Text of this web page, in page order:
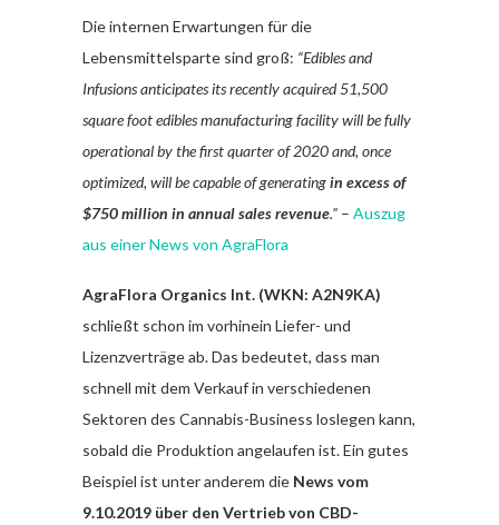
Die internen Erwartungen für die
Lebensmittelsparte sind groß: “Edibles and
Infusions anticipates its recently acquired 51,500
square foot edibles manufacturing facility will be fully
operational by the first quarter of 2020 and, once
optimized, will be capable of generatingin excess of
$750 million in annual sales revenue.” – Auszug
aus einer News von AgraFlora
AgraFlora Organics Int. (WKN: A2N9KA)
schließt schon im vorhinein Liefer- und
Lizenzverträge ab. Das bedeutet, dass man
schnell mit dem Verkauf in verschiedenen
Sektoren des Cannabis-Business loslegen kann,
sobald die Produktion angelaufen ist. Ein gutes
Beispiel ist unter anderem die News vom
9.10.2019 über den Vertrieb von CBD-